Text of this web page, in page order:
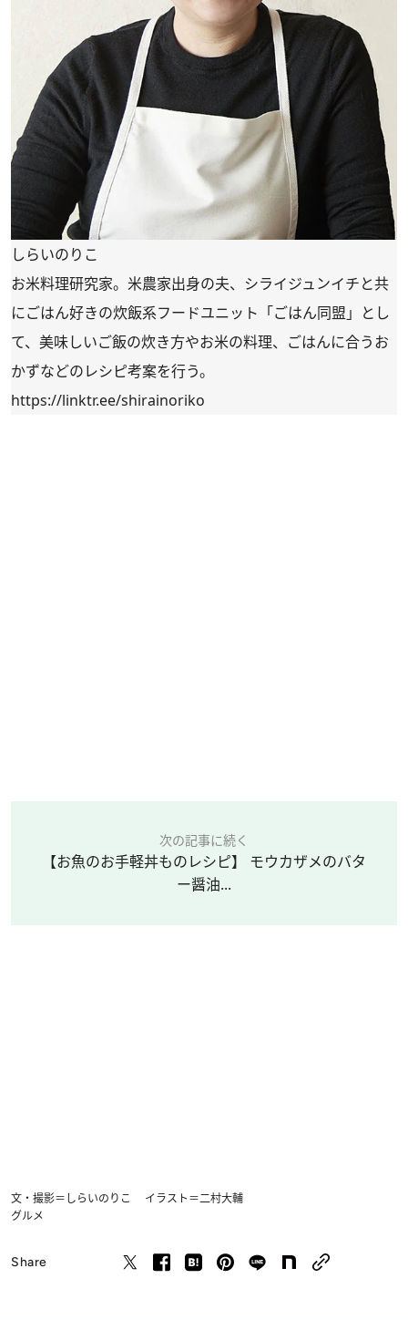
しらいのりこ
お米料理研究家。米農家出身の夫、シライジュンイチと共
にごはん好きの炊飯系フードユニット「ごはん同盟」とし
て、美味しいご飯の炊き方やお米の料理、ごはんに合うお
かずなどのレシピ考案を行う。
https://linktr.ee/shirainoriko
次の記事に続く
【お魚のお手軽丼ものレシピ】 モウカザメのバタ
ー醤油...
文・撮影＝しらいのりこ イラスト＝二村大輔
グルメ
Share